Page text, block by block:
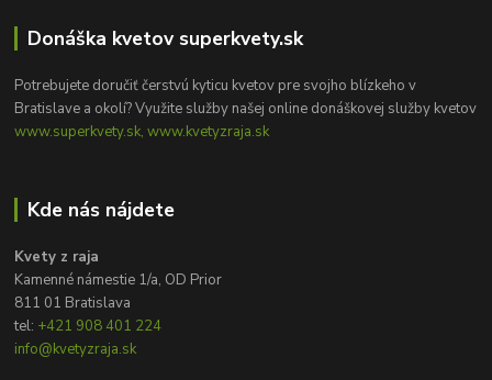
Donáška kvetov superkvety.sk
Potrebujete doručiť čerstvú kyticu kvetov pre svojho blízkeho v
Bratislave a okolí? Využite služby našej online donáškovej služby kvetov
www.superkvety.sk, www.kvetyzraja.sk
Kde nás nájdete
Kvety z raja
Kamenné námestie 1/a, OD Prior
811 01 Bratislava
tel: +421 908 401 224
info@kvetyzraja.sk